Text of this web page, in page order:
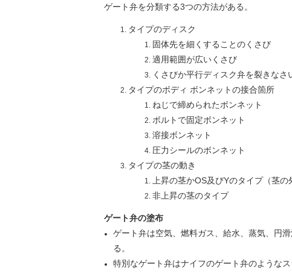
ゲート弁を分類する3つの方法がある。
タイプのディスク
固体先を細くすることのくさび
適用範囲が広いくさび
くさびか平行ディスク弁を裂きなさ
タイプのボディ ボンネットの接合箇所
ねじで締められたボンネット
ボルトで固定ボンネット
溶接ボンネット
圧力シールのボンネット
タイプの茎の動き
上昇の茎かOS及びYのタイプ（茎の
非上昇の茎のタイプ
ゲート弁の塗布
ゲート弁は空気、燃料ガス、給水、蒸気、円
る。
特別なゲート弁はナイフのゲート弁のような